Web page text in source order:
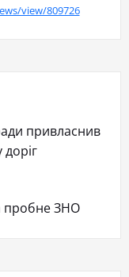
view/809726
привласнив
пробне ЗНО